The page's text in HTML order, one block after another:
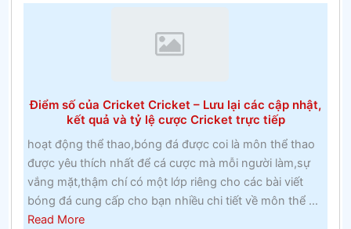
và
lớp
hai
tại
một
trường
cao
Điểm số của Cricket Cricket – Lưu lại các cập nhật,
kết quả và tỷ lệ cược Cricket trực tiếp
hoạt động thể thao,bóng đá được coi là môn thể thao
được yêu thích nhất để cá cược mà mỗi người làm,sự
vắng mặt,thậm chí có một lớp riêng cho các bài viết
bóng đá cung cấp cho bạn nhiều chi tiết về môn thể ...
Read Moreabout